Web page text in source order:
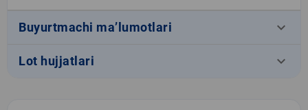
Buyurtmachi ma’lumotlari keyboard_arrow_down
Lot hujjatlari keyboard_arrow_down